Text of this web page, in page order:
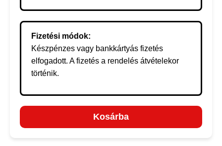
Fizetési módok:
Készpénzes vagy bankkártyás fizetés
elfogadott. A fizetés a rendelés átvételekor
történik.
Kosárba